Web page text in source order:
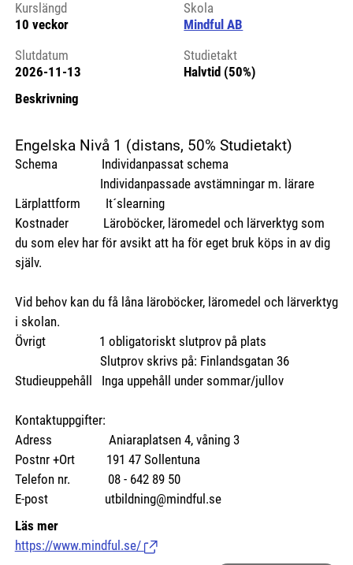
Kurslängd
10 veckor
Skola
Mindful AB
Slutdatum
2026-11-13
Studietakt
Halvtid (50%)
Beskrivning
Engelska Nivå 1 (distans, 50% Studietakt)
Schema Individanpassat schema
Individanpassade avstämningar m. lärare
Lärplattform It´slearning
Kostnader Läroböcker, läromedel och lärverktyg som
du som elev har för avsikt att ha för eget bruk köps in av dig
själv.
Vid behov kan du få låna läroböcker, läromedel och lärverktyg
i skolan.
Övrigt 1 obligatoriskt slutprov på plats
Slutprov skrivs på: Finlandsgatan 36
Studieuppehåll Inga uppehåll under sommar/jullov
Kontaktuppgifter:
Adress Aniaraplatsen 4, våning 3
Postnr +Ort 191 47 Sollentuna
Telefon nr. 08 - 642 89 50
E-post utbildning@mindful.se
Läs mer
https://www.mindful.se/ (Länk till extern sida.)